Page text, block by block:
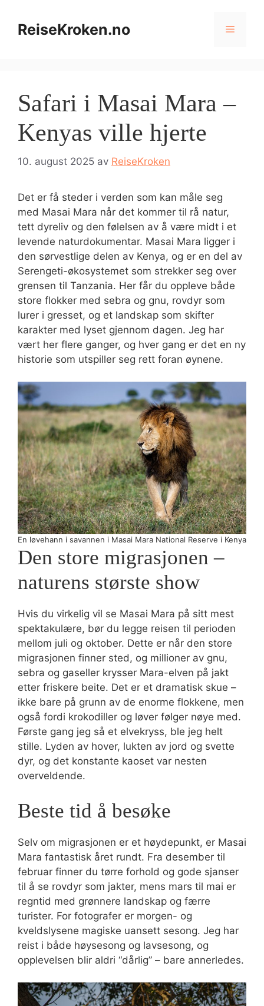
innholdReiseKroken.no Meny
Safari i Masai Mara –
Kenyas ville hjerte
10. august 2025 av ReiseKroken
Det er få steder i verden som kan måle seg
med Masai Mara når det kommer til rå natur,
tett dyreliv og den følelsen av å være midt i et
levende naturdokumentar. Masai Mara ligger i
den sørvestlige delen av Kenya, og er en del av
Serengeti-økosystemet som strekker seg over
grensen til Tanzania. Her får du oppleve både
store flokker med sebra og gnu, rovdyr som
lurer i gresset, og et landskap som skifter
karakter med lyset gjennom dagen. Jeg har
vært her flere ganger, og hver gang er det en ny
historie som utspiller seg rett foran øynene.
En løvehann i savannen i Masai Mara National Reserve i Kenya
Den store migrasjonen –
naturens største show
Hvis du virkelig vil se Masai Mara på sitt mest
spektakulære, bør du legge reisen til perioden
mellom juli og oktober. Dette er når den store
migrasjonen finner sted, og millioner av gnu,
sebra og gaseller krysser Mara-elven på jakt
etter friskere beite. Det er et dramatisk skue –
ikke bare på grunn av de enorme flokkene, men
også fordi krokodiller og løver følger nøye med.
Første gang jeg så et elvekryss, ble jeg helt
stille. Lyden av hover, lukten av jord og svette
dyr, og det konstante kaoset var nesten
overveldende.
Beste tid å besøke
Selv om migrasjonen er et høydepunkt, er Masai
Mara fantastisk året rundt. Fra desember til
februar finner du tørre forhold og gode sjanser
til å se rovdyr som jakter, mens mars til mai er
regntid med grønnere landskap og færre
turister. For fotografer er morgen- og
kveldslysene magiske uansett sesong. Jeg har
reist i både høysesong og lavsesong, og
opplevelsen blir aldri “dårlig” – bare annerledes.